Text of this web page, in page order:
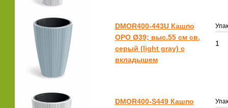
DMOR400-443U Кашпо
ОРО Ø39; выс.55 см св.
серый (light gray) с
вкладышем
1
DMOR400-S449 Кашпо